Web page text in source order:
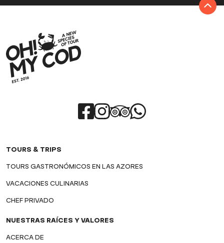
TOURS & TRIPS
TOURS GASTRONÓMICOS EN LAS AZORES
VACACIONES CULINARIAS
CHEF PRIVADO
NUESTRAS RAÍCES Y VALORES
ACERCA DE